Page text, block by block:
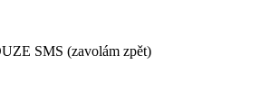
SMS (zavolám zpět)